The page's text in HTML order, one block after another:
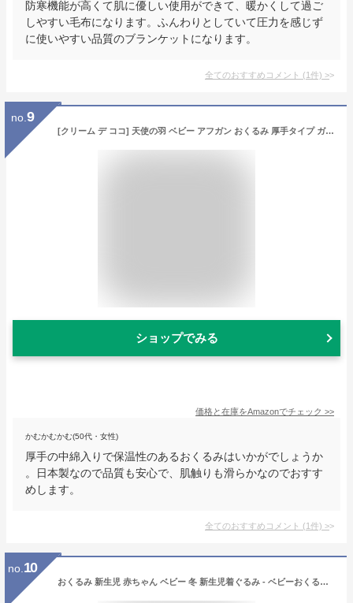
防寒機能が高くて肌に優しい使用ができて、暖かくして過ご
しやすい毛布になります。ふんわりとしていて圧力を感じず
に使いやすい品質のブランケットになります。
全てのおすすめコメント (1件) >
no. 9
[クリーム デ ココ] 天使の羽 ベビー アフガン おくるみ 厚手タイプ ガーゼ キルト [肌掛け/ケープ/シーツ] 新生児 スムース素材 日本製 85×85cm（オフホワイト）
ショップでみる
価格と在庫をAmazonでチェック >>
かむかむかむ(50代・女性)
厚手の中綿入りで保温性のあるおくるみはいかがでしょうか
。日本製なので品質も安心で、肌触りも滑らかなのでおすす
めします。
全てのおすすめコメント (1件) >
no. 10
おくるみ 新生児 赤ちゃん ベビー 冬 新生児着ぐるみ - ベビーおくるみ 寝袋 抱っこ布団 フード付く 防寒 出掛け もこもこ 柔らかい 綿 肌に優しい 丸洗い 厚手 出産準備 出産祝い(Ｓ（0~3ヶ月）, ホワイト)